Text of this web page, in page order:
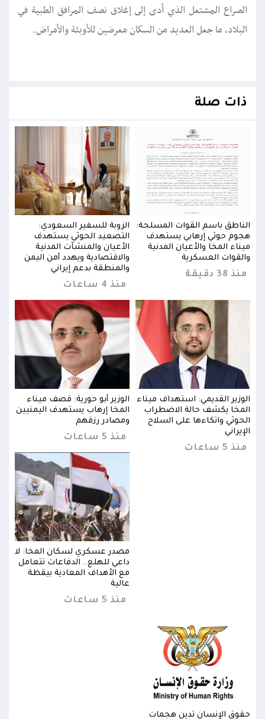
الصراع المشتعل الذي أدى إلى إغلاق نصف المرافق الطبية في
البلاد، ما جعل العديد من السكان معرضين للأوبئة والأمراض.
ذات صلة
الناطق باسم القوات المسلحة:
هجوم حوثي إرهابي يستهدف
ميناء المخا والأعيان المدنية
والقوات العسكرية
منذ 38 دقيقة
الزوبة للسفير السعودي:
التصعيد الحوثي يستهدف
الأعيان والمنشآت المدنية
والاقتصادية ويهدد أمن اليمن
والمنطقة بدعم إيراني
منذ 4 ساعات
الوزير القديمي: استهداف ميناء
المخا يكشف حالة الاضطراب
الحوثي واتكاءها على السلاح
الإيراني
منذ 5 ساعات
الوزير أبو حورية: قصف ميناء
المخا إرهاب يستهدف اليمنيين
ومصادر رزقهم
منذ 5 ساعات
مصدر عسكري لسكان المخا: لا
داعي للهلع.. الدفاعات تتعامل
مع الأهداف المعادية بيقظة
عالية
منذ 5 ساعات
حقوق الإنسان تدين هجمات